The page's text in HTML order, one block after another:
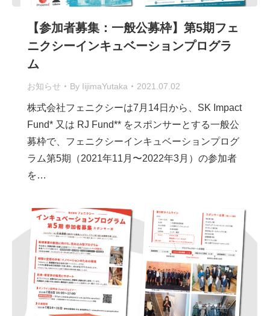
【参加者募集：一般公募枠】第5期フェ
ニクシーインキュベーションプログラ
ム
お知らせ By IijimaYutaka 2021.07.02
株式会社フェニクシーは7月14日から、SK Impact
Fund* 又は RJ Fund** をスポンサーとする一般公
募枠で、フェニクシーインキュベーションプログ
ラム第5期（2021年11月〜2022年3月）の参加者
を…